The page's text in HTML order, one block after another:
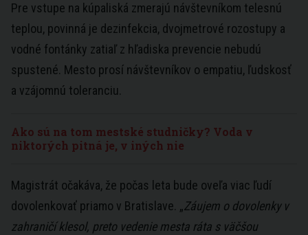
Pre vstupe na kúpaliská zmerajú návštevníkom telesnú
teplou, povinná je dezinfekcia, dvojmetrové rozostupy a
vodné fontánky zatiaľ z hľadiska prevencie nebudú
spustené. Mesto prosí návštevníkov o empatiu, ľudskosť
a vzájomnú toleranciu.
Ako sú na tom mestské studničky? Voda v
niktorých pitná je, v iných nie
Magistrát očakáva, že počas leta bude oveľa viac ľudí
dovolenkovať priamo v Bratislave. „Záujem o dovolenky v
zahraničí klesol, preto vedenie mesta ráta s väčšou